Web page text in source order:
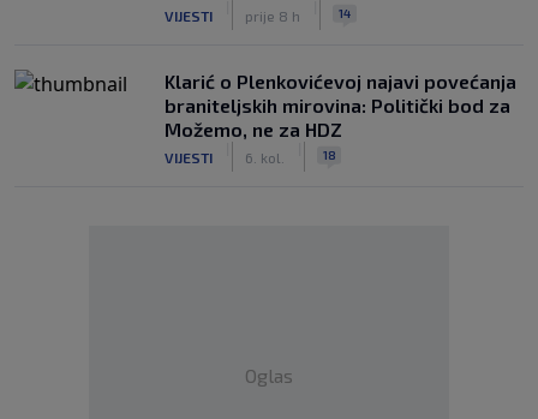
VIJESTI prije 8 h 14
Klarić o Plenkovićevoj najavi povećanja
braniteljskih mirovina: Politički bod za
Možemo, ne za HDZ
VIJESTI 6. kol. 18
Oglas